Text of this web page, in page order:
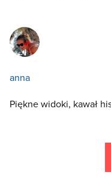
anna
Piękne widoki, kawał